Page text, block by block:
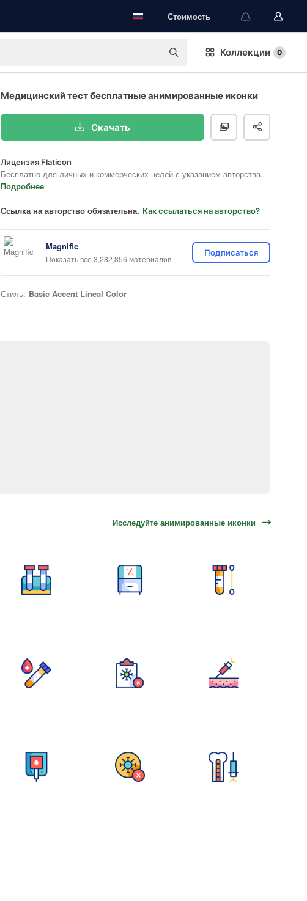
Стоимость
Коллекции 0
Медицинский тест бесплатные анимированные иконки
Скачать
Лицензия Flaticon
Бесплатно для личных и коммерческих целей с указанием авторства.
Подробнее
Ссылка на авторство обязательна. Как ссылаться на авторство?
Magnific
Показать все 3,282,856 материалов
Подписаться
Стиль: Basic Accent Lineal Color
Исследуйте анимированные иконки